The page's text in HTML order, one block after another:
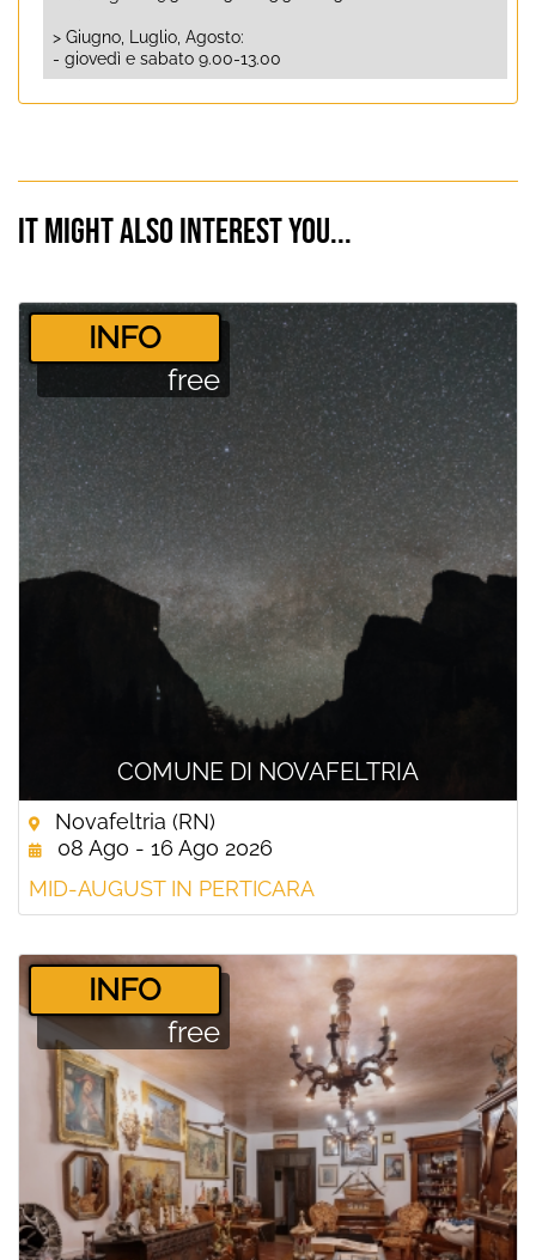
> Giugno, Luglio, Agosto:
- giovedì e sabato 9.00-13.00
It might also interest you...
COMUNE DI NOVAFELTRIA
­INFO
free
Novafeltria (RN)
08 Ago - 16 Ago 2026
MID-AUGUST IN PERTICARA
­INFO
free